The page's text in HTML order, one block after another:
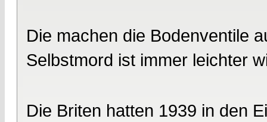
Die machen die Bodenventile
Selbstmord ist immer leichter
Die Briten hatten 1939 in den